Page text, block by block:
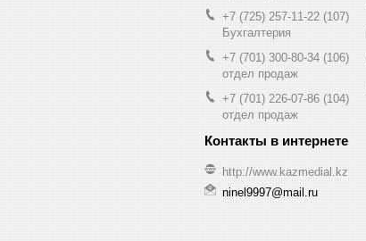
+7 (725) 257-11-22 107
Бухгалтерия
+7 (701) 300-80-34 106
отдел продаж
+7 (701) 226-07-86 104
отдел продаж
http://www.kazmedial.kz
ninel9997@mail.ru